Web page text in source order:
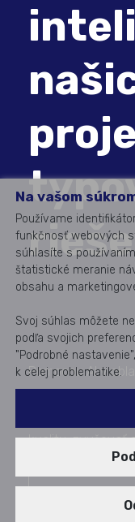
Pomocou AI v
prediktívnej
procesov
kvalitu, zvyšovať
prevádzku vo
Na vašom
Používame
funkčnosť webových
súhlasíte s
štatistické meranie
obsahu a
Svoj súhlas môžete
podľa svojich
"Podrobné
k celej problematike.